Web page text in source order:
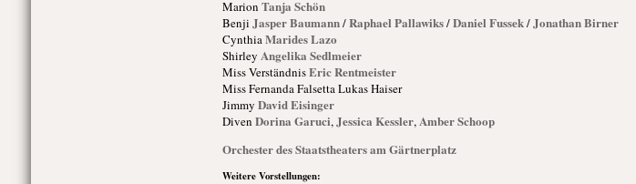
Marion Tanja Schön
Benji Jasper Baumann/Raphael Pallawiks/Daniel Fussek/Jonathan Birner
CynthiaMarides Lazo
Shirley Angelika Sedlmeier
Miss VerständnisEric Rentmeister
Miss Fernanda FalsettaLukas Haiser
Jimmy David Eisinger
Diven Dorina Garuci,Jessica Kessler,Amber Schoop
Orchester des Staatstheaters am Gärtnerplatz
Weitere Vorstellungen: